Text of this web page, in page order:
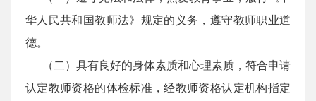
华人民共和国教师法》规定的义务，遵守教师职业道
德。
（二）具有良好的身体素质和心理素质，符合申请
认定教师资格的体检标准，经教师资格认定机构指定